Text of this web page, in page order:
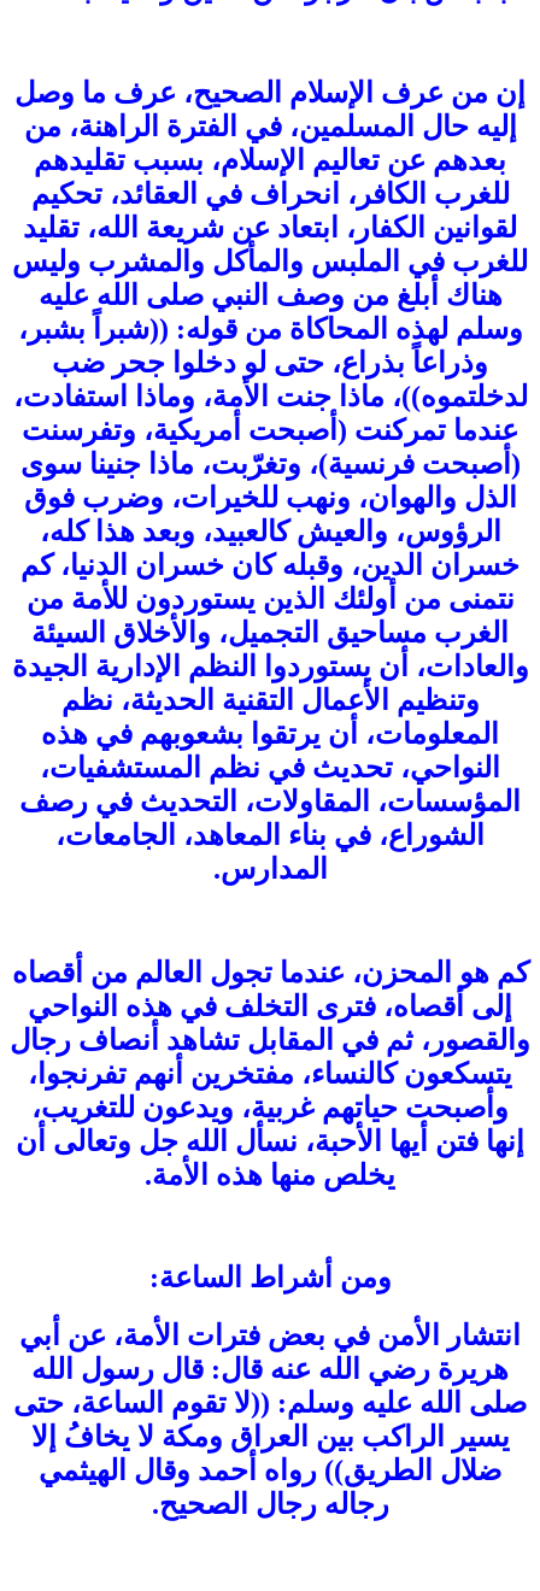
إن من عرف الإسلام الصحيح، عرف ما وصل
إليه حال المسلمين، في الفترة الراهنة، من
بعدهم عن تعاليم الإسلام، بسبب تقليدهم
للغرب الكافر، انحراف في العقائد، تحكيم
لقوانين الكفار، ابتعاد عن شريعة الله، تقليد
للغرب في الملبس والمأكل والمشرب وليس
هناك أبلغ من وصف النبي صلى الله عليه
وسلم لهذه المحاكاة من قوله: ((شبراً بشبر،
وذراعاً بذراع، حتى لو دخلوا جحر ضب
لدخلتموه))، ماذا جنت الأمة، وماذا استفادت،
عندما تمركنت (أصبحت أمريكية، وتفرسنت
(أصبحت فرنسية)، وتغرّبت، ماذا جنينا سوى
الذل والهوان، ونهب للخيرات، وضرب فوق
الرؤوس، والعيش كالعبيد، وبعد هذا كله،
خسران الدين، وقبله كان خسران الدنيا، كم
نتمنى من أولئك الذين يستوردون للأمة من
الغرب مساحيق التجميل، والأخلاق السيئة
والعادات، أن يستوردوا النظم الإدارية الجيدة
وتنظيم الأعمال التقنية الحديثة، نظم
المعلومات، أن يرتقوا بشعوبهم في هذه
النواحي، تحديث في نظم المستشفيات،
المؤسسات، المقاولات، التحديث في رصف
الشوراع، في بناء المعاهد، الجامعات،
المدارس.
كم هو المحزن، عندما تجول العالم من أقصاه
إلى أقصاه، فترى التخلف في هذه النواحي
والقصور، ثم في المقابل تشاهد أنصاف رجال
يتسكعون كالنساء، مفتخرين أنهم تفرنجوا،
وأصبحت حياتهم غربية، ويدعون للتغريب،
إنها فتن أيها الأحبة، نسأل الله جل وتعالى أن
يخلص منها هذه الأمة.
ومن أشراط الساعة:
انتشار الأمن في بعض فترات الأمة، عن أبي
هريرة رضي الله عنه قال: قال رسول الله
صلى الله عليه وسلم: ((لا تقوم الساعة، حتى
يسير الراكب بين العراق ومكة لا يخافُ إلا
ضلال الطريق)) رواه أحمد وقال الهيثمي
رجاله رجال الصحيح.